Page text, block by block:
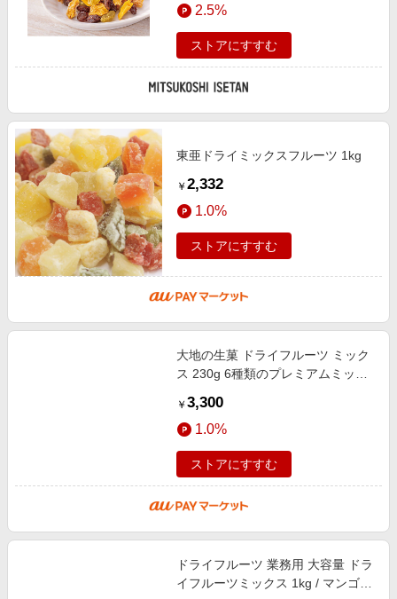
2.5%
ストアにすすむ
東亜ドライミックスフルーツ 1kg
￥ 2,332
1.0%
ストアにすすむ
大地の生菓 ドライフルーツ ミック
ス 230g 6種類のプレミアムミック
ット パイン クランベリー レモン
￥ 3,300
1.0%
ストアにすすむ
ドライフルーツ 業務用 大容量 ドラ
イフルーツミックス 1kg / マンゴー